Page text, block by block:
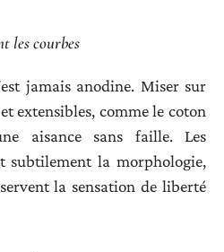
les courbes
jamais anodine. Miser sur
extensibles, comme le coton
aisance sans faille. Les
subtilement la morphologie,
la sensation de liberté